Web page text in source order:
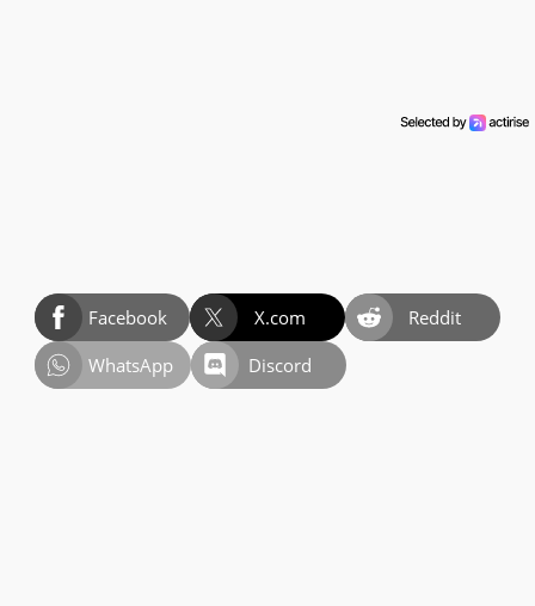
Facebook X.com
Reddit
WhatsApp
Discord